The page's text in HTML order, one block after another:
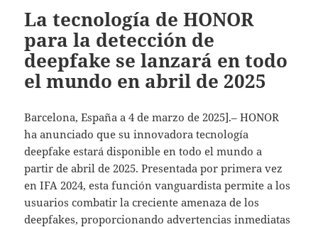
La tecnología de HONOR
para la detección de
deepfake se lanzará en todo
el mundo en abril de 2025
Barcelona, España a 4 de marzo de 2025].– HONOR
ha anunciado que su innovadora tecnología
deepfake estará disponible en todo el mundo a
partir de abril de 2025. Presentada por primera vez
en IFA 2024, esta función vanguardista permite a los
usuarios combatir la creciente amenaza de los
deepfakes, proporcionando advertencias inmediatas